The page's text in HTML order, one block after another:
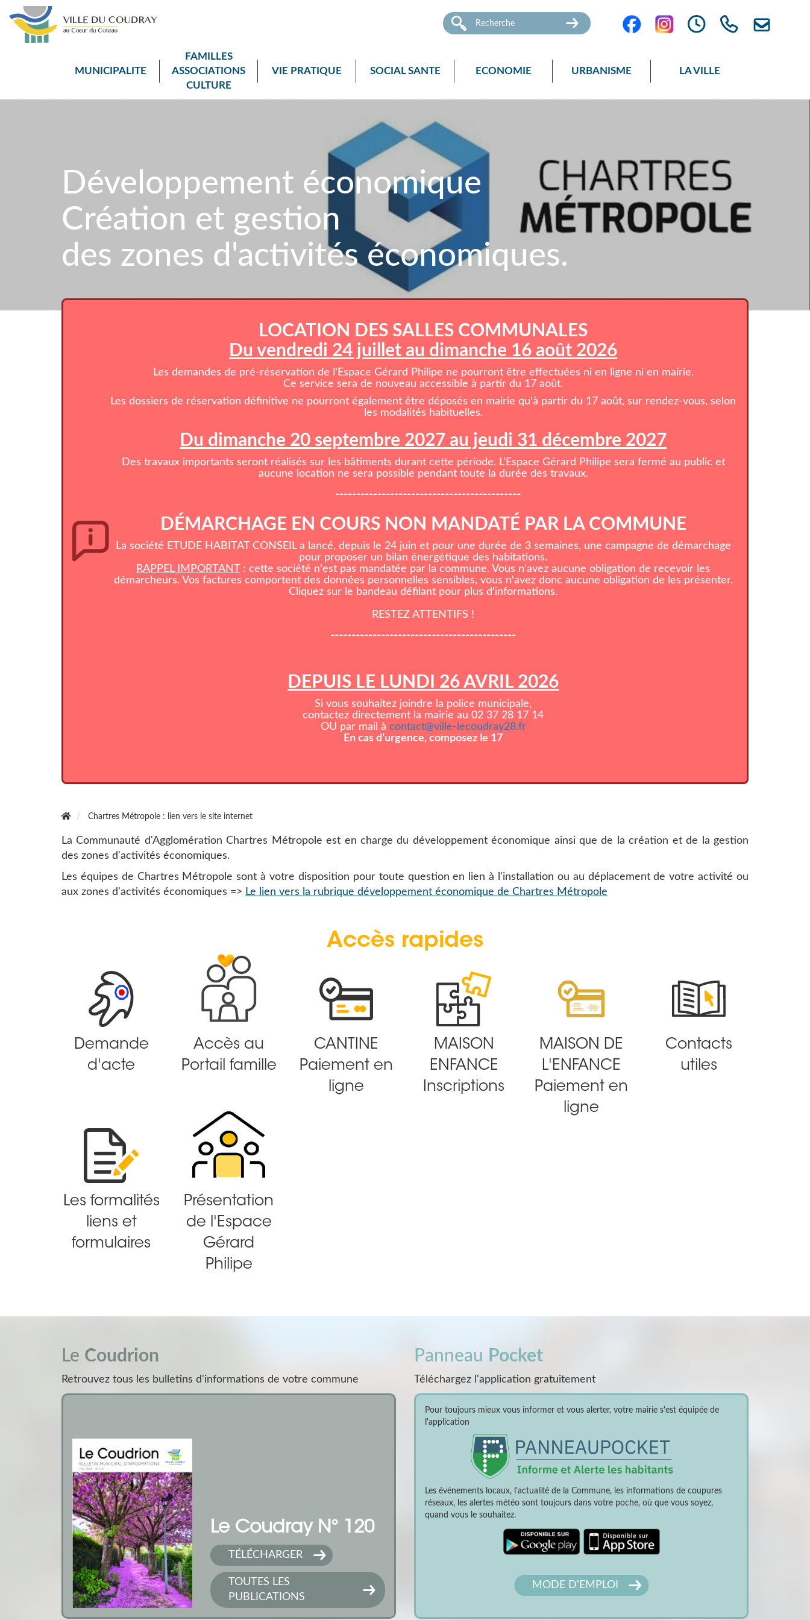
MUNICIPALITE
FAMILLES
ASSOCIATIONS
CULTURE
VIE PRATIQUE SOCIAL SANTE ECONOMIE URBANISME LA VILLE
Développement économique
Création et gestion
des zones d'activités économiques.
LOCATION DES SALLES COMMUNALES
Du vendredi 24 juillet au dimanche 16 août 2026
Les demandes de pré-réservation de l'Espace Gérard Philipe ne pourront être effectuées ni en ligne ni en mairie.
Ce service sera de nouveau accessible à partir du 17 août.
Les dossiers de réservation définitive ne pourront également être déposés en mairie qu'à partir du 17 août, sur rendez-vous, selon
les modalités habituelles.
Du dimanche 20 septembre 2027 au jeudi 31 décembre 2027
Des travaux importants seront réalisés sur les bâtiments durant cette période. L’Espace Gérard Philipe sera fermé au public et
aucune location ne sera possible pendant toute la durée des travaux.
--------------------------------------------
DÉMARCHAGE EN COURS NON MANDATÉ PAR LA COMMUNE
La société ETUDE HABITAT CONSEIL a lancé, depuis le 24 juin et pour une durée de 3 semaines, une campagne de démarchage
pour proposer un bilan énergétique des habitations.
RAPPEL IMPORTANT : cette société n'est pas mandatée par la commune. Vous n'avez aucune obligation de recevoir les
démarcheurs. Vos factures comportent des données personnelles sensibles, vous n'avez donc aucune obligation de les présenter.
Cliquez sur le bandeau défilant pour plus d'informations.
RESTEZ ATTENTIFS !
--------------------------------------------
DEPUIS LE LUNDI 26 AVRIL 2026
Si vous souhaitez joindre la police municipale,
contactez directement la mairie au 02 37 28 17 14
OU par mail à contact@ville-lecoudray28.fr
En cas d’urgence, composez le 17
Chartres Métropole : lien vers le site internet
La Communauté d'Agglomération Chartres Métropole est en charge du développement économique ainsi que de la création et de la gestion
des zones d'activités économiques.
Les équipes de Chartres Métropole sont à votre disposition pour toute question en lien à l'installation ou au déplacement de votre activité ou
aux zones d'activités économiques => Le lien vers la rubrique développement économique de Chartres Métropole
Accès rapides
Demande
d'acte
Accès au
Portail famille
CANTINE
Paiement en
ligne
MAISON
ENFANCE
Inscriptions
MAISON DE
L'ENFANCE
Paiement en
ligne
Contacts
utiles
Les formalités
liens et
formulaires
Présentation
de l'Espace
Gérard
Philipe
Le Coudrion
Retrouvez tous les bulletins d'informations de votre commune
Le Coudray N° 120
TÉLÉCHARGER
TOUTES LES
PUBLICATIONS
Panneau Pocket
Téléchargez l'application gratuitement
Pour toujours mieux vous informer et vous alerter, votre mairie s'est équipée de
l'application
Les événements locaux, l'actualité de la Commune, les informations de coupures
réseaux, les alertes météo sont toujours dans votre poche, où que vous soyez,
quand vous le souhaitez.
MODE D'EMPLOI